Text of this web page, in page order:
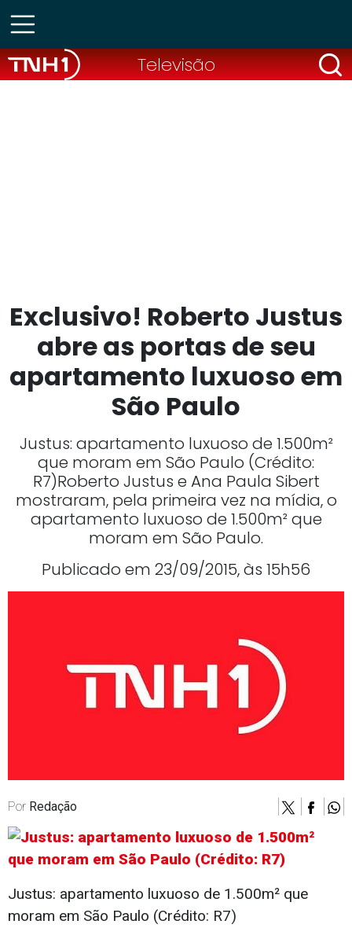
Televisão
Exclusivo! Roberto Justus
abre as portas de seu
apartamento luxuoso em
São Paulo
Justus: apartamento luxuoso de 1.500m²
que moram em São Paulo (Crédito:
R7)Roberto Justus e Ana Paula Sibert
mostraram, pela primeira vez na mídia, o
apartamento luxuoso de 1.500m² que
moram em São Paulo.
Publicado em 23/09/2015, às 15h56
Por Redação
Justus: apartamento luxuoso de 1.500m² que
moram em São Paulo (Crédito: R7)